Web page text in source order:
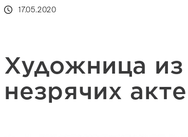
17.05.2020
Художница из
незрячих